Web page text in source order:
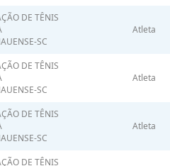
DE TÊNIS
SC
Atleta
DE TÊNIS
SC
Atleta
DE TÊNIS
SC
Atleta
DE TÊNIS